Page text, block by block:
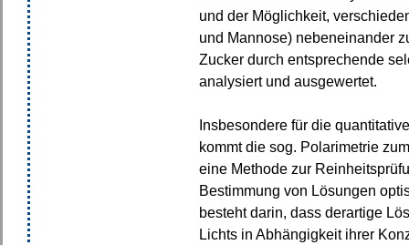
und der Möglichkeit,
und Mannose) nebeneinander
Zucker durch entsprechende
analysiert und ausgewertet.
Insbesondere für die
kommt die sog. Polarimetrie
eine Methode zur
Bestimmung von Lösungen
besteht darin, dass derartige
Lichts in Abhängigkeit ihrer